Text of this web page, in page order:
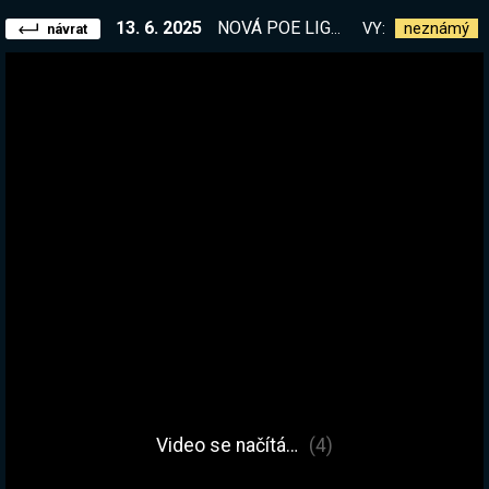
návrat 13. 6. 2025 NOVÁ POE LIGA JE TADY! Zítra jedeme od rána! | !kniha !elite VY: neznámý
Video se načítá… (4)